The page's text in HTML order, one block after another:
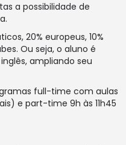
a possibilidade de
20% europeus, 10%
Ou seja, o aluno é
ampliando seu
full-time com aulas
e part-time 9h às 11h45